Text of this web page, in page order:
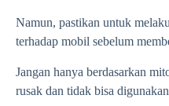
Namun, pastikan untuk
terhadap mobil sebelum
Jangan hanya berdasarkan
rusak dan tidak bisa